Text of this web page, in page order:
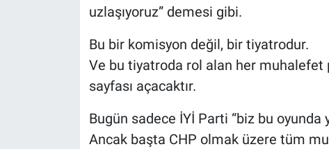
uzlaşıyoruz” demesi gibi.
Bu bir komisyon değil, bir tiyatrodur.
Ve bu tiyatroda rol alan her muhalefet
sayfası açacaktır.
Bugün sadece İYİ Parti “biz bu oyunda
Ancak başta CHP olmak üzere tüm